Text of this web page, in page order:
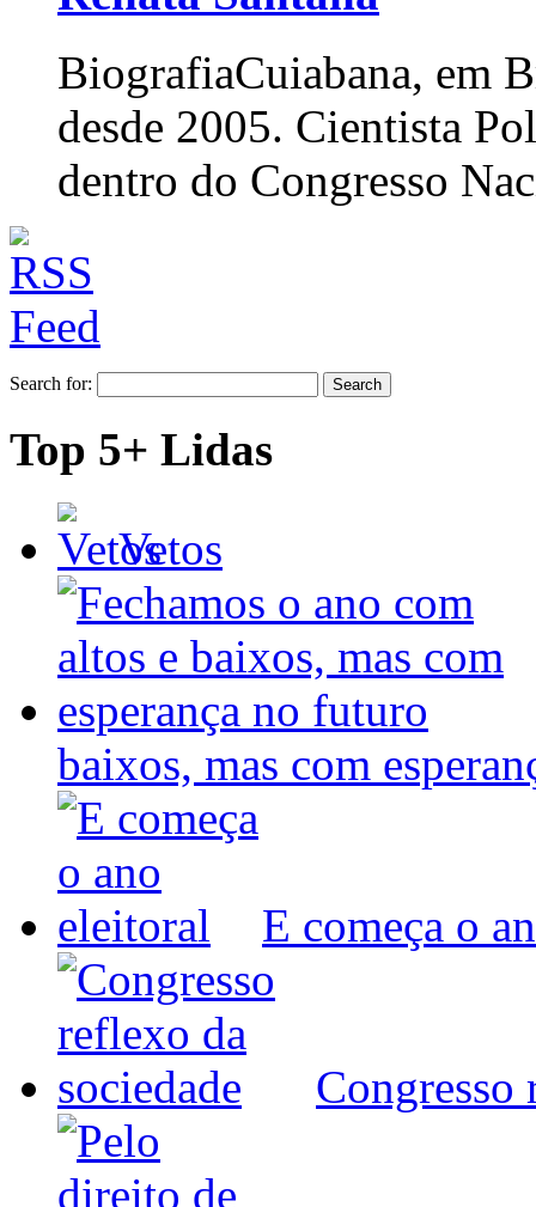
BiografiaCuiabana, em
desde 2005. Cientista
dentro do Congresso
Search for:
Top 5+ Lidas
Vetos
baixos, mas com
E começa o
Congresso